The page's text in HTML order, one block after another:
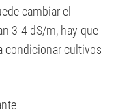
cambiar el
3-4 dS/m, hay que
condicionar cultivos